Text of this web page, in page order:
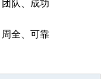
队、成功
全、可靠